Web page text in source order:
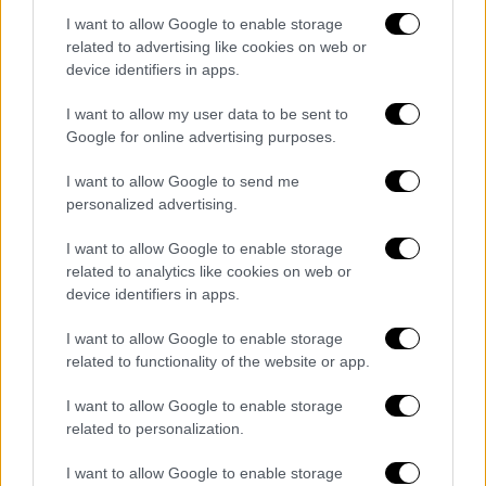
I want to allow Google to enable storage
related to advertising like cookies on web or
device identifiers in apps.
I want to allow my user data to be sent to
Google for online advertising purposes.
I want to allow Google to send me
personalized advertising.
I want to allow Google to enable storage
related to analytics like cookies on web or
device identifiers in apps.
I want to allow Google to enable storage
related to functionality of the website or app.
I want to allow Google to enable storage
related to personalization.
I want to allow Google to enable storage
Σύμφωνα με τις πληροφορίες, τα οχήματα
αποστάσειςμεταξύ τους ώστε να είναι μια
συντεταγμένη έξοδος. Τους έχουν
Υπενθυμίζεται πως ανησυχία υπάρχει και για
επισημάνει οΣωτήρης Δανέζης, ο
απεσταλμένος του OPEN στη Μαριούπολη,
κάθε ΙΧμπορούσε να εφοδιαστεί μέχρι